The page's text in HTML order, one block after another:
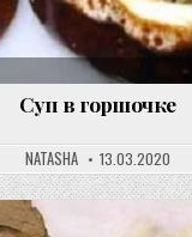
Суп в горшочке
NATASHA 13.03.2020